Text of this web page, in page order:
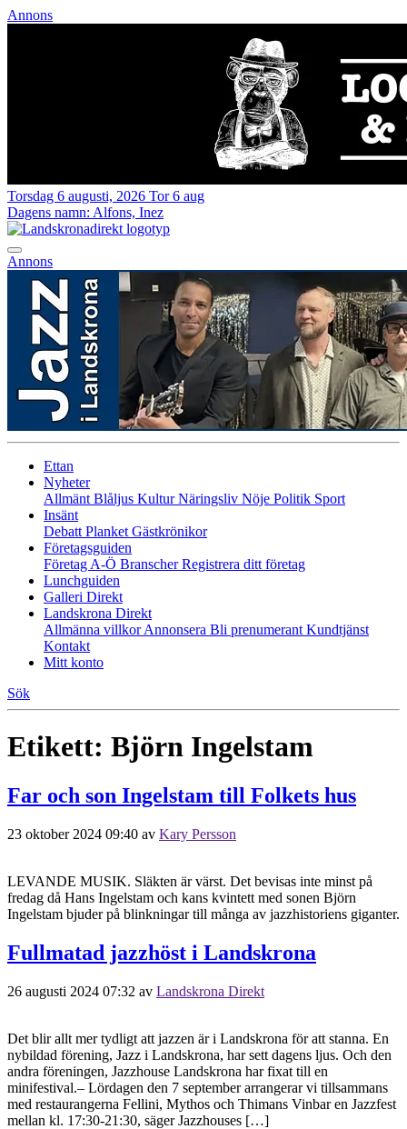
Annons
Torsdag 6 augusti, 2026 Tor 6 aug
Dagens namn: Alfons, Inez
Annons
Ettan
Nyheter
Allmänt Blåljus KulturNäringsliv Nöje Politik Sport
Insänt
Debatt Planket Gästkrönikor
Företagsguiden
Företag A-Ö BranscherRegistrera ditt företag
Lunchguiden
Galleri Direkt
Landskrona Direkt
Allmänna villkorAnnonsera Bli prenumerant Kundtjänst
Kontakt
Mitt konto
Sök
Etikett: Björn Ingelstam
Far och son Ingelstam till Folkets hus
23 oktober 2024 09:40 av Kary Persson
LEVANDE MUSIK. Släkten är värst. Det bevisas inte minst på
fredag då Hans Ingelstam och kans kvintett med sonen Björn
Ingelstam bjuder på blinkningar till många av jazzhistoriens giganter.
Fullmatad jazzhöst i Landskrona
26 augusti 2024 07:32 av Landskrona Direkt
Det blir allt mer tydligt att jazzen är i Landskrona för att stanna. En
nybildad förening, Jazz i Landskrona, har sett dagens ljus. Och den
andra föreningen, Jazzhouse Landskrona har fixat till en
minifestival.– Lördagen den 7 september arrangerar vi tillsammans
med restaurangerna Fellini, Mythos och Thimans Vinbar en Jazzfest
mellan kl. 17:30-21:30, säger Jazzhouses […]